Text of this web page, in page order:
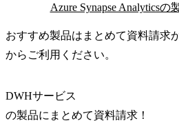
Azure Synapse Analyticsの
おすすめ製品はまとめて資料請求
からご利用ください。
DWHサービス
の製品にまとめて資料請求！